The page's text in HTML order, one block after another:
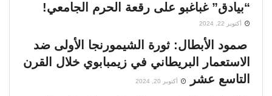
“بيادق” غباغبو على رقعة الحرم الجامعي!
أكتوبر 22, 2024
صمود الأبطال: ثورة الشيمورنجا الأولى ضد
الاستعمار البريطاني في زيمبابوي خلال القرن
التاسع عشر
أكتوبر 20, 2024